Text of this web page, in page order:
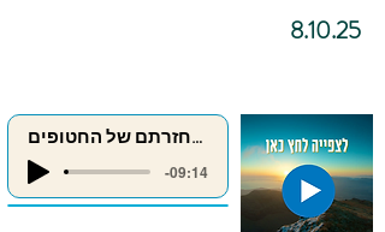
8.10.25
מדיטציה לחזרתם של החטופים
-09:14